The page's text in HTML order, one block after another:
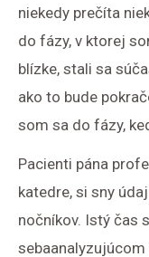
niekedy prečíta
do fázy, v ktorej
blízke, stali sa
ako to bude
som sa do fázy,
Pacienti pána
katedre, si sny
nočníkov. Istý čas